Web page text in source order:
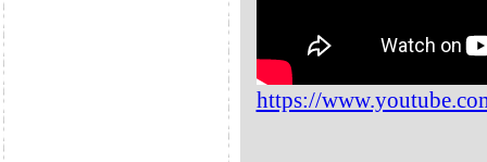
https://